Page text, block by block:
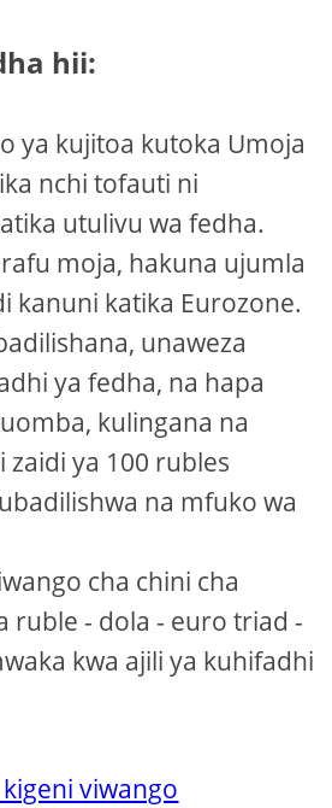
hii:
ya kujitoa kutoka Umoja
nchi tofauti ni
utulivu wa fedha.
moja, hakuna ujumla
kanuni katika Eurozone.
unaweza
ya fedha, na hapa
kulingana na
zaidi ya 100 rubles
na mfuko wa
cha chini cha
ruble - dola - euro triad -
kwa ajili ya kuhifadhi
viwango